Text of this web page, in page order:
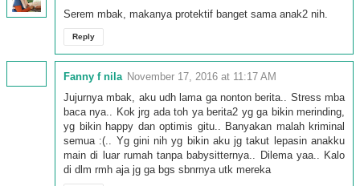
Serem mbak, makanya protektif banget sama anak2 nih.
Reply
Fanny f nila November 17, 2016 at 11:17 AM
Jujurnya mbak, aku udh lama ga nonton berita.. Stress mba
baca nya.. Kok jrg ada toh ya berita2 yg ga bikin merinding,
yg bikin happy dan optimis gitu.. Banyakan malah kriminal
semua :(.. Yg gini nih yg bikin aku jg takut lepasin anakku
main di luar rumah tanpa babysitternya.. Dilema yaa.. Kalo
di dlm rmh aja jg ga bgs sbnrnya utk mereka